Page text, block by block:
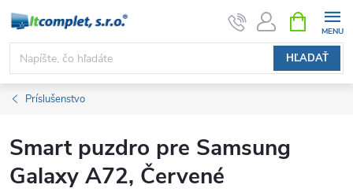
Prejsť
obsah
HĽADAŤ
KOŠÍK
Príslušenstvo
Smart puzdro pre Samsung
Galaxy A72, Červené